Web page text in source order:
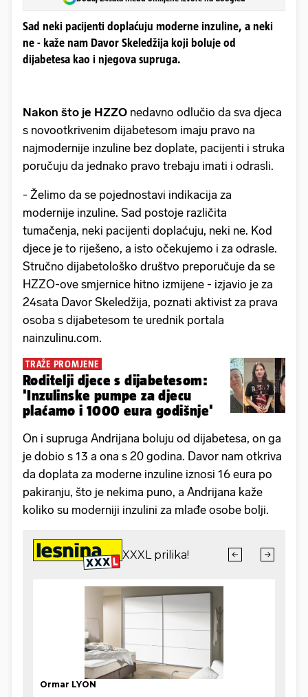
Sad neki pacijenti doplaćuju moderne inzuline, a neki
ne - kaže nam Davor Skeledžija koji boluje od
dijabetesa kao i njegova supruga.
Nakon što je HZZO nedavno odlučio da sva djeca
s novootkrivenim dijabetesom imaju pravo na
najmodernije inzuline bez doplate, pacijenti i struka
poručuju da jednako pravo trebaju imati i odrasli.
- Želimo da se pojednostavi indikacija za
modernije inzuline. Sad postoje različita
tumačenja, neki pacijenti doplaćuju, neki ne. Kod
djece je to riješeno, a isto očekujemo i za odrasle.
Stručno dijabetološko društvo preporučuje da se
HZZO-ove smjernice hitno izmijene - izjavio je za
24sata Davor Skeledžija, poznati aktivist za prava
osoba s dijabetesom te urednik portala
nainzulinu.com.
TRAŽE PROMJENE
Roditelji djece s dijabetesom:
'Inzulinske pumpe za djecu
plaćamo i 1000 eura godišnje'
On i supruga Andrijana boluju od dijabetesa, on ga
je dobio s 13 a ona s 20 godina. Davor nam otkriva
da doplata za moderne inzuline iznosi 16 eura po
pakiranju, što je nekima puno, a Andrijana kaže
koliko su moderniji inzulini za mlađe osobe bolji.